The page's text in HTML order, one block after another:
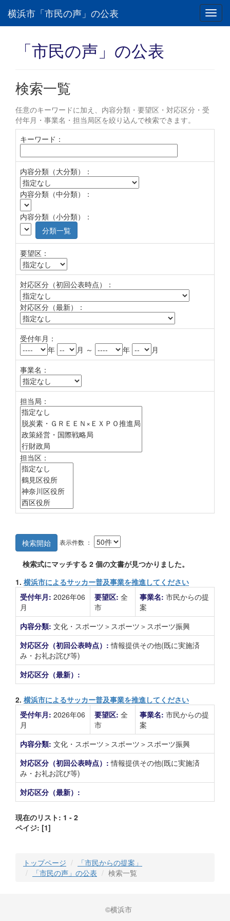
横浜市「市民の声」の公表
「市民の声」の公表
検索一覧
任意のキーワードに加え、内容分類・要望区・対応区分・受
付年月・事業名・担当局区を絞り込んで検索できます。
キーワード：
内容分類（大分類）：
内容分類（中分類）：
内容分類（小分類）：
分類一覧
要望区：
対応区分（初回公表時点）：
対応区分（最新）：
受付年月：
年
月 ～ 年
月
事業名：
担当局：
担当区：
検索開始 表示件数 ：
検索式にマッチする 2 個の文書が見つかりました。
1. 横浜市によるサッカー普及事業を推進してください
受付年月: 2026年06
月
要望区: 全
市
事業名: 市民からの提
案
内容分類: 文化・スポーツ＞スポーツ＞スポーツ振興
対応区分（初回公表時点）:情報提供その他(既に実施済
み・お礼お詫び等)
対応区分（最新）:
2. 横浜市によるサッカー普及事業を推進してください
受付年月: 2026年06
月
要望区: 全
市
事業名: 市民からの提
案
内容分類: 文化・スポーツ＞スポーツ＞スポーツ振興
対応区分（初回公表時点）:情報提供その他(既に実施済
み・お礼お詫び等)
対応区分（最新）:
現在のリスト: 1 - 2
ペイジ: [1]
トップページ
「市民からの提案」
「市民の声」の公表
検索一覧
©横浜市